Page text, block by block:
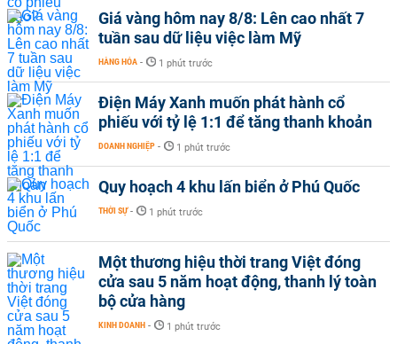
Giá vàng hôm nay 8/8: Lên cao nhất 7
tuần sau dữ liệu việc làm Mỹ
HÀNG HÓA - 1 phút trước
Điện Máy Xanh muốn phát hành cổ
phiếu với tỷ lệ 1:1 để tăng thanh khoản
DOANH NGHIỆP - 1 phút trước
Quy hoạch 4 khu lấn biển ở Phú Quốc
THỜI SỰ - 1 phút trước
Một thương hiệu thời trang Việt đóng
cửa sau 5 năm hoạt động, thanh lý toàn
bộ cửa hàng
KINH DOANH - 1 phút trước